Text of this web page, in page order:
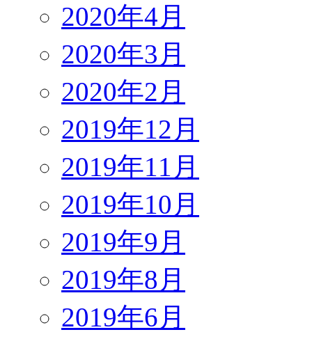
2020年4月
2020年3月
2020年2月
2019年12月
2019年11月
2019年10月
2019年9月
2019年8月
2019年6月